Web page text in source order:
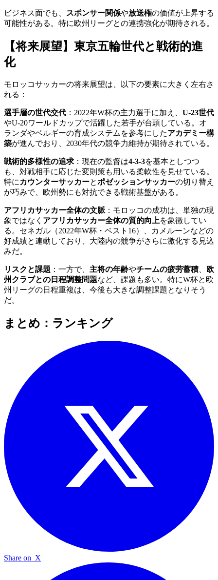
ビジネス面でも、 スポンサー関係や放送権の価値が上昇する
可能性がある。特に欧州リーグとの連携強化が期待される。
【将来展望】東京五輪世代と戦術的進
化
モロッコサッカーの将来展望は、以下の要素に大きく左右さ
れる：
選手層の世代交代 ：2022年W杯の主力選手に加え、 U-23世代
やU-20ワールドカップで活躍した若手が台頭している。オ
ランダやベルギーの育成システムを参考にしたアカデミー構
築が進んでおり、2030年代の競争力維持が期待されている。
戦術的多様性の追求 ：現在の監督は4-3-3を基本としつつ
も、対戦相手に応じた変則策も用いる柔軟性を見せている。
特に カウンターサッカーとポゼッションサッカーの切り替え
が巧みで、欧州勢にも対抗できる戦術基盤がある。
アフリカサッカー全体の文脈 ：モロッコの成功は、単独の現
象ではなく アフリカサッカー全体の質的向上を象徴してい
る。セネガル（2022年W杯・ベスト16）、カメルーンなどの
好成績と連動しており、大陸内の競争がさらに激化する見込
みだ。
リスクと課題 ：一方で、 主将の年齢やチームの疲劳蓄積、
欧
州クラブとの日程調整問題など、課題も多い。特にW杯と欧
州リーグの日程重複は、今後も大きな調整課題となりそう
だ。
まとめ：ランキング
Share on X